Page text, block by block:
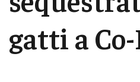
gatti a Co-